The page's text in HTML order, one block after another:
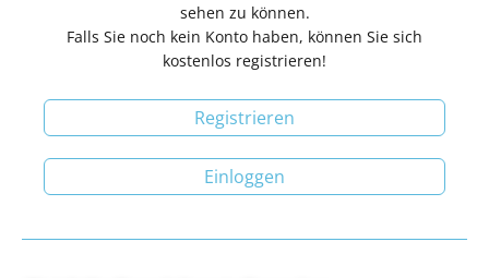
sehen zu können.
Falls Sie noch kein Konto haben, können Sie sich
kostenlos registrieren!
Registrieren
Einloggen